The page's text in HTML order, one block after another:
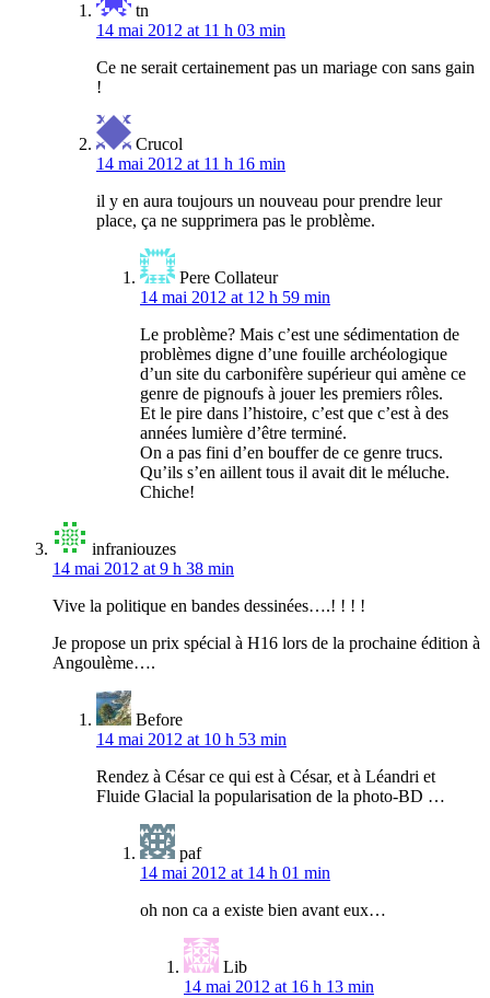
tn
14 mai 2012 at 11 h 03 min
Ce ne serait certainement pas un mariage con sans gain
!
Crucol
14 mai 2012 at 11 h 16 min
il y en aura toujours un nouveau pour prendre leur
place, ça ne supprimera pas le problème.
Pere Collateur
14 mai 2012 at 12 h 59 min
Le problème? Mais c’est une sédimentation de
problèmes digne d’une fouille archéologique
d’un site du carbonifère supérieur qui amène ce
genre de pignoufs à jouer les premiers rôles.
Et le pire dans l’histoire, c’est que c’est à des
années lumière d’être terminé.
On a pas fini d’en bouffer de ce genre trucs.
Qu’ils s’en aillent tous il avait dit le méluche.
Chiche!
infraniouzes
14 mai 2012 at 9 h 38 min
Vive la politique en bandes dessinées….! ! ! !
Je propose un prix spécial à H16 lors de la prochaine édition à
Angoulème….
Before
14 mai 2012 at 10 h 53 min
Rendez à César ce qui est à César, et à Léandri et
Fluide Glacial la popularisation de la photo-BD …
paf
14 mai 2012 at 14 h 01 min
oh non ca a existe bien avant eux…
Lib
14 mai 2012 at 16 h 13 min